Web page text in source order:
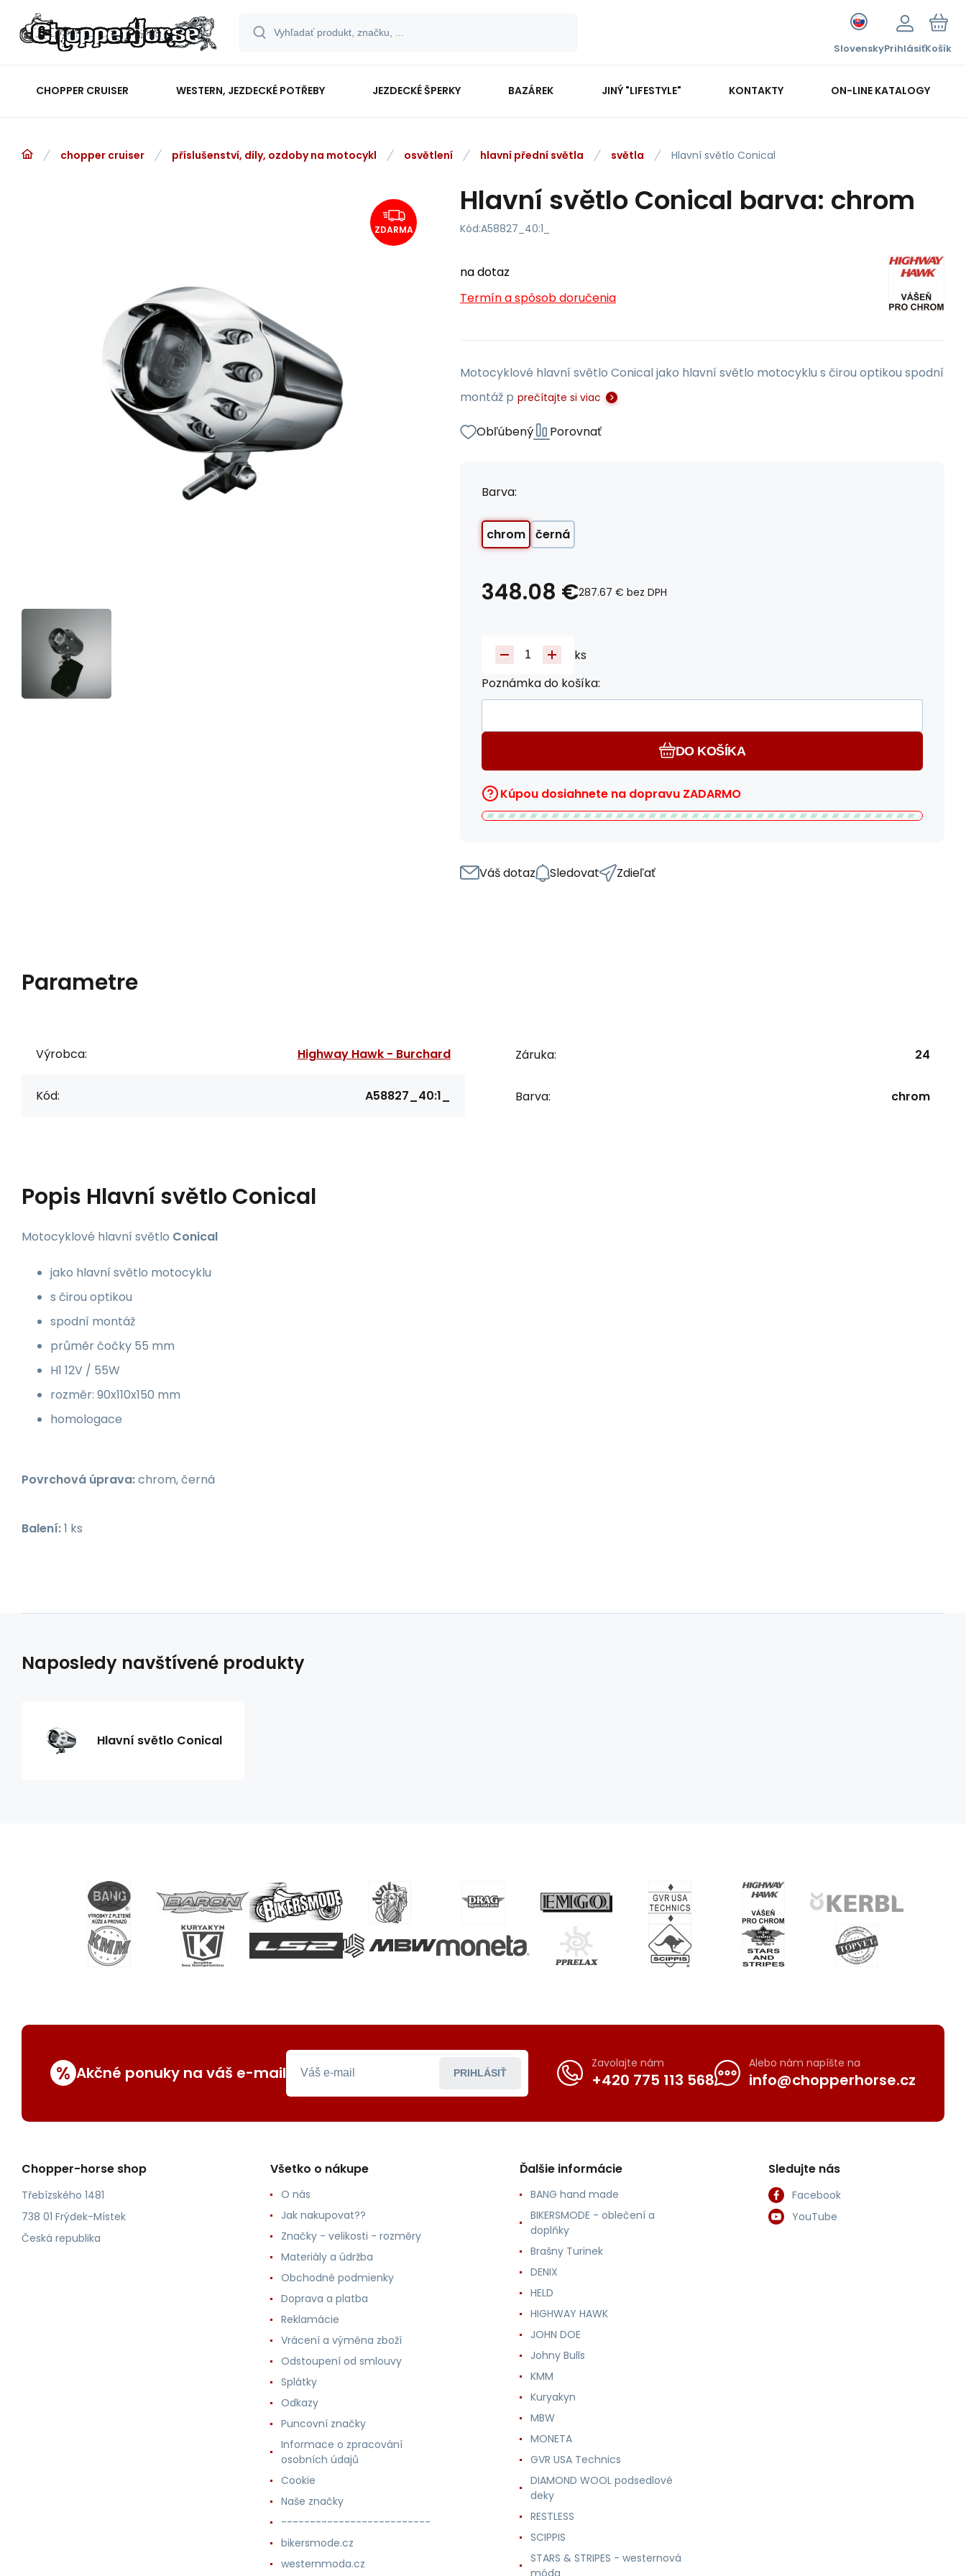
SlovenskyPrihlásiťKošík
CHOPPER CRUISER WESTERN, JEZDECKÉ POTŘEBY JEZDECKÉ ŠPERKY BAZÁREK JINÝ "LIFESTYLE" KONTAKTY ON-LINE KATALOGY
chopper cruiser příslušenství, díly, ozdoby na motocykl osvětlení hlavní přední světla světla Hlavní světlo Conical
ZDARMA
Hlavní světlo Conical barva: chrom
Kód:A58827_40:1_
na dotaz
Termín a spôsob doručenia
Motocyklové hlavní světlo Conical jako hlavní světlo motocyklu s čirou optikou spodní
montáž p prečítajte si viac
Obľúbený Porovnať
Barva:
chrom černá
348.08 €287.67 € bez DPH
ks
Poznámka do košíka:
DO KOŠÍKA
Kúpou dosiahnete na dopravu ZADARMO
Váš dotaz Sledovat Zdieľať
Parametre
Výrobca: Highway Hawk - Burchard
Kód: A58827_40:1_
Záruka: 24
Barva: chrom
Popis Hlavní světlo Conical
Motocyklové hlavní světlo Conical
jako hlavní světlo motocyklu
s čirou optikou
spodní montáž
průměr čočky 55 mm
H1 12V / 55W
rozměr: 90x110x150 mm
homologace
Povrchová úprava:chrom, černá
Balení:1 ks
Naposledy navštívené produkty
Hlavní světlo Conical
% Akčné ponuky na váš e-mail PRIHLÁSIŤ
Zavolajte nám
+420 775 113 568
Alebo nám napíšte na
info@chopperhorse.cz
Chopper-horse shop
Třebízského 1481
738 01 Frýdek-Místek
Česká republika
Všetko o nákupe
O nás
Jak nakupovat??
Značky - velikosti - rozměry
Materiály a údržba
Obchodné podmienky
Doprava a platba
Reklamácie
Vrácení a výměna zboží
Odstoupení od smlouvy
Splátky
Odkazy
Puncovní značky
Informace o zpracování
osobních údajů
Cookie
Naše značky
--------------------------
bikersmode.cz
westernmoda.cz
Ďalšie informácie
BANG hand made
BIKERSMODE - oblečení a
doplňky
Brašny Turinek
DENIX
HELD
HIGHWAY HAWK
JOHN DOE
Johny Bulls
KMM
Kuryakyn
MBW
MONETA
GVR USA Technics
DIAMOND WOOL podsedlové
deky
RESTLESS
SCIPPIS
STARS & STRIPES - westernová
móda
Sledujte nás
Facebook
YouTube